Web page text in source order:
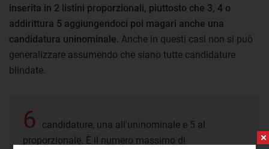
inserita in 2 listini proporzionali, piuttosto che 3, 4 o
addirittura 5 aggiungendoci poi magari anche una
candidatura uninominale. Anche in questi casi non si può
generalizzare assumendo che siano tutte candidature
blindate.
6
candidature, una all'uninominale e 5 al
proporzionale. È il numero massimo di